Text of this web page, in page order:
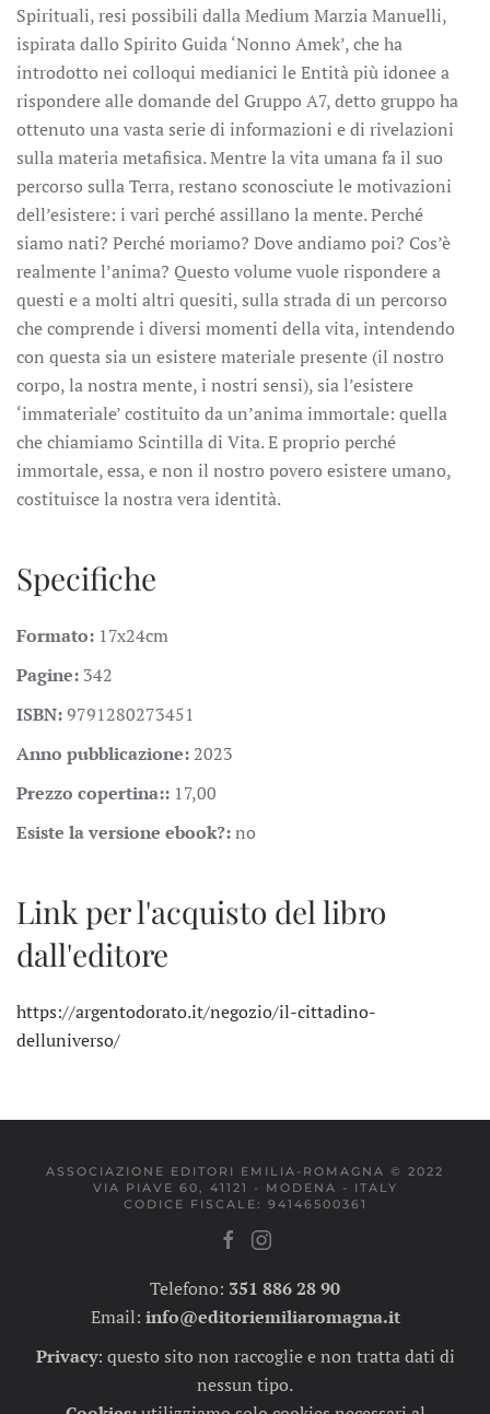
Spirituali, resi possibili dalla Medium Marzia Manuelli,
ispirata dallo Spirito Guida ‘Nonno Amek’, che ha
introdotto nei colloqui medianici le Entità più idonee a
rispondere alle domande del Gruppo A7, detto gruppo ha
ottenuto una vasta serie di informazioni e di rivelazioni
sulla materia metafisica. Mentre la vita umana fa il suo
percorso sulla Terra, restano sconosciute le motivazioni
dell’esistere: i vari perché assillano la mente. Perché
siamo nati? Perché moriamo? Dove andiamo poi? Cos’è
realmente l’anima? Questo volume vuole rispondere a
questi e a molti altri quesiti, sulla strada di un percorso
che comprende i diversi momenti della vita, intendendo
con questa sia un esistere materiale presente (il nostro
corpo, la nostra mente, i nostri sensi), sia l’esistere
‘immateriale’ costituito da un’anima immortale: quella
che chiamiamo Scintilla di Vita. E proprio perché
immortale, essa, e non il nostro povero esistere umano,
costituisce la nostra vera identità.
Specifiche
Formato: 17x24cm
Pagine: 342
ISBN:9791280273451
Anno pubblicazione: 2023
Prezzo copertina:: 17,00
Esiste la versione ebook?:no
Link per l'acquisto del libro
dall'editore
https://argentodorato.it/negozio/il-cittadino-
delluniverso/
ASSOCIAZIONE EDITORI EMILIA-ROMAGNA © 2022
VIA PIAVE 60, 41121 - MODENA - ITALY
CODICE FISCALE: 94146500361
Telefono: 351 886 28 90
Email: info@editoriemiliaromagna.it
Privacy: questo sito non raccoglie e non tratta dati di
nessun tipo.